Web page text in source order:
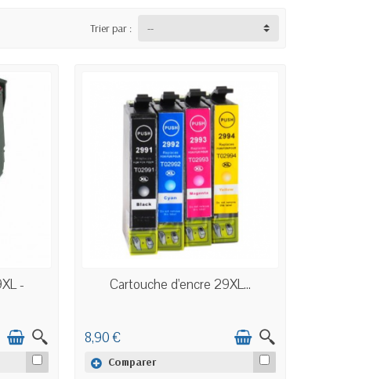
Trier par :
- EN STOCK
Cartouche d'encre 29XL...
8,90 €
Comparer